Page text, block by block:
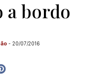
a bordo
- 20/07/2016